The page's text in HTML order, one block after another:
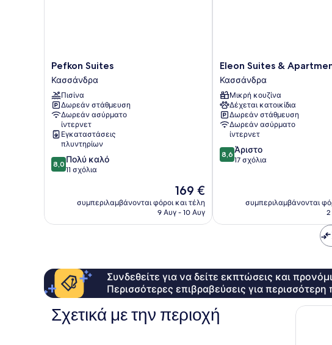
Pefkon
Suites
Κασσάνδρα
Pefkon Suites
Κασσάνδρα
Πισίνα
Δωρεάν στάθμευση
Δωρεάν ασύρματο
ίντερνετ
Εγκαταστάσεις
πλυντηρίων
8.0
στα
σχόλια
8,0 Πολύ καλό
11 σχόλια
Η
τιμή
είναι
169 €
συμπεριλαμβάνονται φόροι και τέλη
9 Αυγ - 10 Αυγ
Eleon
Suites
&
Apartments
Κασσάνδρα
Eleon Suites &
Κασσάνδρα
Μικρή κουζίνα
Δέχεται κατοικίδια
Δωρεάν στάθμευση
Δωρεάν ασύρματο
ίντερνετ
8.6
στα
σχόλια
8,6 Άριστο
17 σχόλια
συμπεριλαμβάνονται
Συνδεθείτε για να δείτε εκπτώσεις και
Περισσότερες επιβραβεύσεις για περισσότερη
Σχετικά με την περιοχή